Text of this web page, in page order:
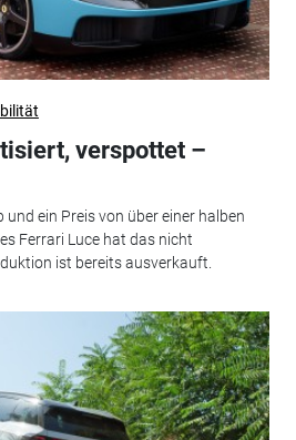
verspottet –
und ein Preis von über einer halben
Ferrari Luce hat das nicht
ist bereits ausverkauft.